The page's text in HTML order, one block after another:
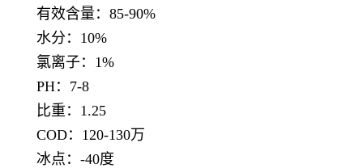
有效含量：85-90%
水分：10%
氯离子：1%
PH：7-8
比重：1.25
COD：120-130万
冰点：-40度